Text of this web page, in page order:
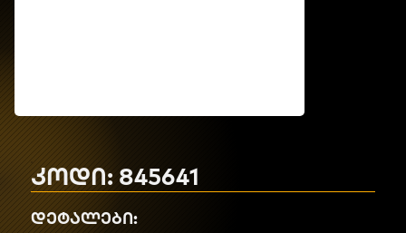
კოდი: 845641
დეტალები: